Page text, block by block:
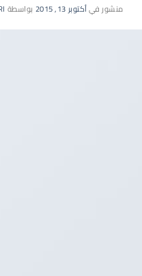
منشور فيأكتوبر 13, 2015 بواسطة